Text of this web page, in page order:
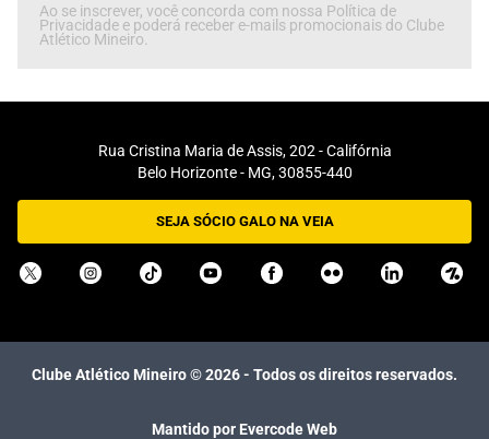
Ao se inscrever, você concorda com nossa Política de
Privacidade e poderá receber e-mails promocionais do Clube
Atlético Mineiro.
Rua Cristina Maria de Assis, 202 - Califórnia
Belo Horizonte - MG, 30855-440
SEJA SÓCIO GALO NA VEIA
Clube Atlético Mineiro ©2026- Todos os direitos reservados.
Mantido por Evercode Web